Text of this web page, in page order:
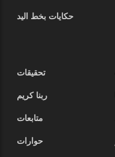
حكايات بخط اليد
تحقيقات
ربنا كريم
متابعات
حوارات